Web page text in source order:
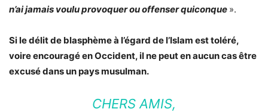
n’ai jamais voulu provoquer ou offenser quiconque ».
Si le délit de blasphème à l’égard de l’Islam est toléré,
voire encouragé en Occident, il ne peut en aucun cas être
excusé dans un pays musulman.
CHERS AMIS,